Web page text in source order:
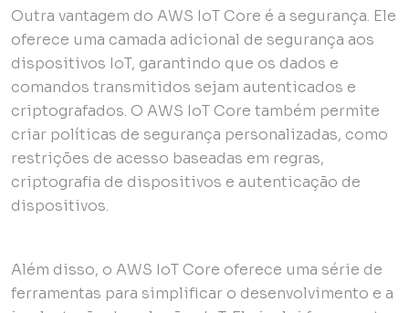
Outra vantagem do AWS IoT Core é a segurança. Ele
oferece uma camada adicional de segurança aos
dispositivos IoT, garantindo que os dados e
comandos transmitidos sejam autenticados e
criptografados. O AWS IoT Core também permite
criar políticas de segurança personalizadas, como
restrições de acesso baseadas em regras,
criptografia de dispositivos e autenticação de
dispositivos.
Além disso, o AWS IoT Core oferece uma série de
ferramentas para simplificar o desenvolvimento e a